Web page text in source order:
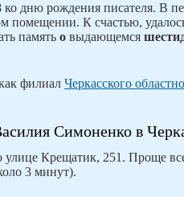
дню рождения писателя. В
помещении. К счастью,
память о выдающемся
филиал Черкасского
Симоненко в
Крещатик, 251. Проще
3 минут).